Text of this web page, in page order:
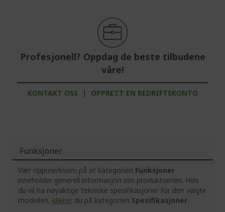
Profesjonell? Oppdag de beste tilbudene
våre!
KONTAKT OSS | OPPRETT EN BEDRIFTSKONTO
Funksjoner
Vær oppmerksom på at kategorien Funksjoner
inneholder generell informasjon om produktserien. Hvis
du vil ha nøyaktige tekniske spesifikasjoner for den valgte
modellen, klikker du på kategorien Spesifikasjoner.